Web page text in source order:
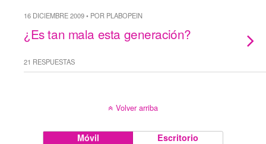
16 DICIEMBRE 2009 • POR PLABOPEIN
¿Es tan mala esta generación?
21 RESPUESTAS
Volver arriba
Móvil Escritorio